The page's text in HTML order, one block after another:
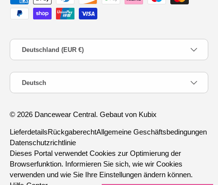
Land/Region
Deutschland (EUR €)
Sprache
Deutsch
© 2026 Dancewear Central. Gebaut von Kubix
LieferdetailsRückgaberechtAllgemeine Geschäftsbedingungen
Datenschutzrichtlinie
Dieses Portal verwendet Cookies zur Optimierung der
Browserfunktion. Informieren Sie sich, wie wir Cookies
verwenden und wie Sie Ihre Einstellungen ändern können.